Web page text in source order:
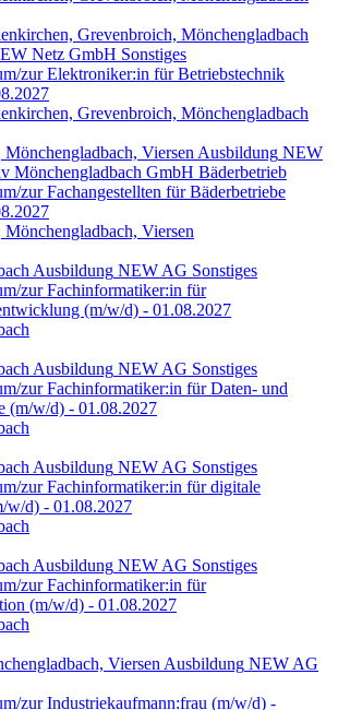
Grevenbroich, Mönchengladbach
Netz GmbH Sonstiges
zur Elektroniker:in für Betriebstechnik
Grevenbroich, Mönchengladbach
Viersen Ausbildung NEW
Mönchengladbach GmbH Bäderbetrieb
zur Fachangestellten für Bäderbetriebe
Viersen
Ausbildung NEW AG Sonstiges
zur Fachinformatiker:in für
(m/w/d) - 01.08.2027
Ausbildung NEW AG Sonstiges
zur Fachinformatiker:in für Daten- und
(m/w/d) - 01.08.2027
Ausbildung NEW AG Sonstiges
zur Fachinformatiker:in für digitale
w/d) - 01.08.2027
Ausbildung NEW AG Sonstiges
zur Fachinformatiker:in für
(m/w/d) - 01.08.2027
Viersen Ausbildung NEW AG
zur Industriekaufmann:frau (m/w/d) -